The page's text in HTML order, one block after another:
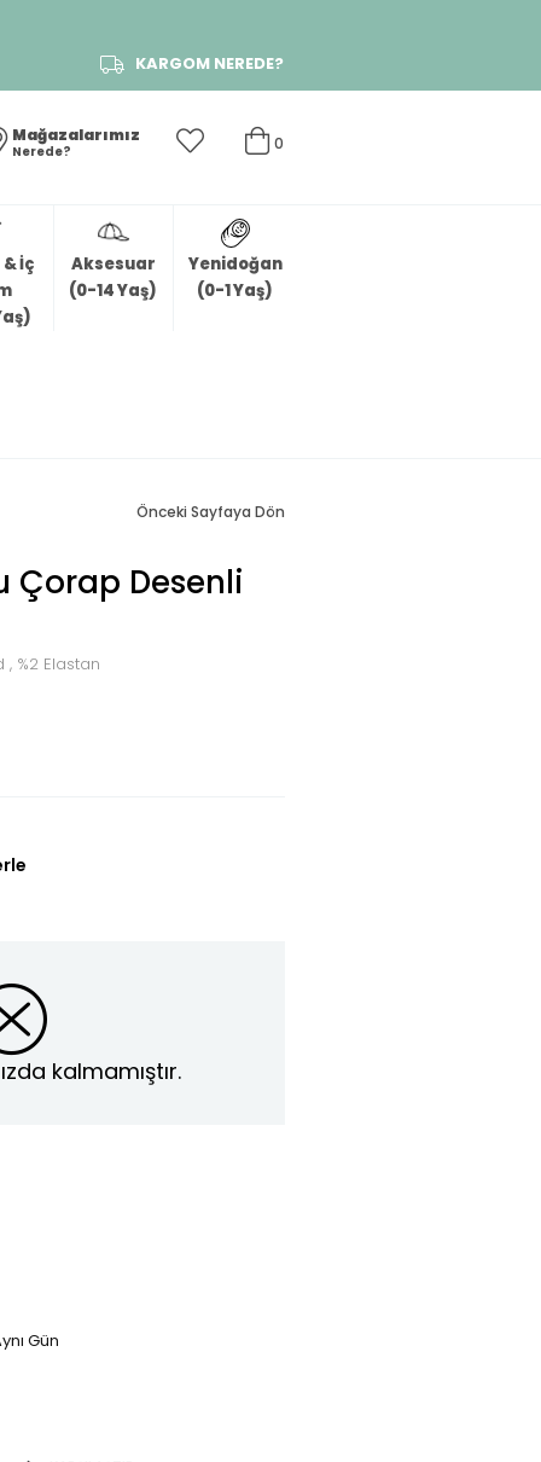
KARGOM NEREDE?
0
Mağazalarımız
Nerede?
İç
Aksesuar
(0-14 Yaş)
Yenidoğan
(0-1 Yaş)
Önceki Sayfaya Dön
Çorap Desenli
, %2 Elastan
kalmamıştır.
Gün